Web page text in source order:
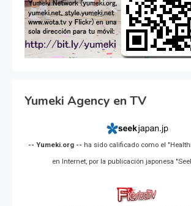
Yumeki Agency en TV
-- Yumeki.org -- ha sido calificado como el
en Internet, por la publicación japonesa